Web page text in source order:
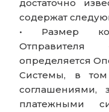
достаточно
содержат
• Размер
определяется
Системы, в
соглашениями,
платежными